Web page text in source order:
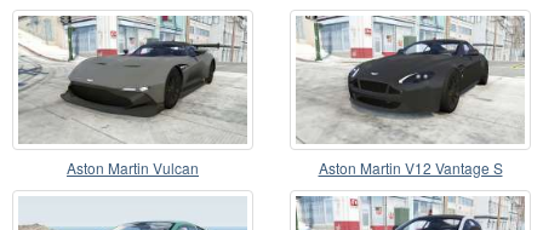
Aston Martin Vulcan Aston Martin V12 Vantage S